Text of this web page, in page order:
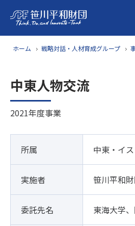
ホーム 戦略対話・人材育成グループ
中東人物交流
2021年度事業
所属 中東・イ
実施者 笹川平和
委託先名 東海大学